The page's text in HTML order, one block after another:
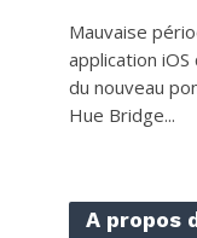
Mauvaise
application
du nouveau
Hue Bridge...
A propos